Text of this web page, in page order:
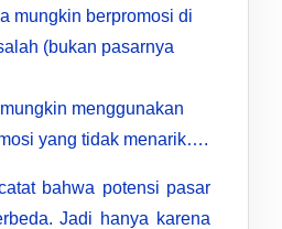
mungkin berpromosi di
(bukan pasarnya
menggunakan
yang tidak menarik….
bahwa potensi pasar
Jadi hanya karena